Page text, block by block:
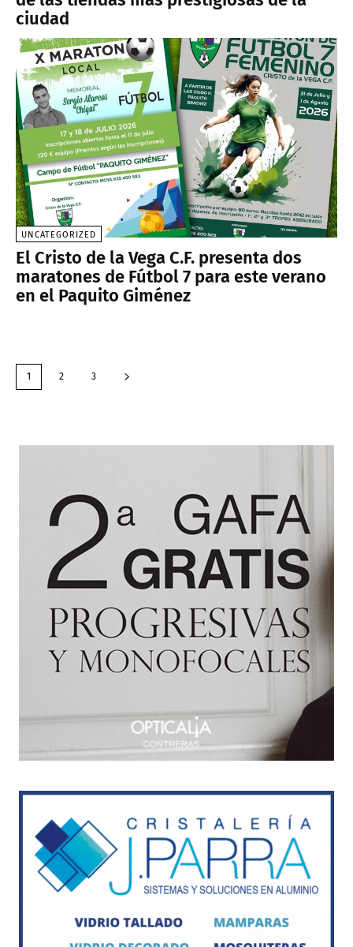
ciudad
UNCATEGORIZED
El Cristo de la Vega C.F. presenta dos
maratones de Fútbol 7 para este verano
en el Paquito Giménez
1 2 3